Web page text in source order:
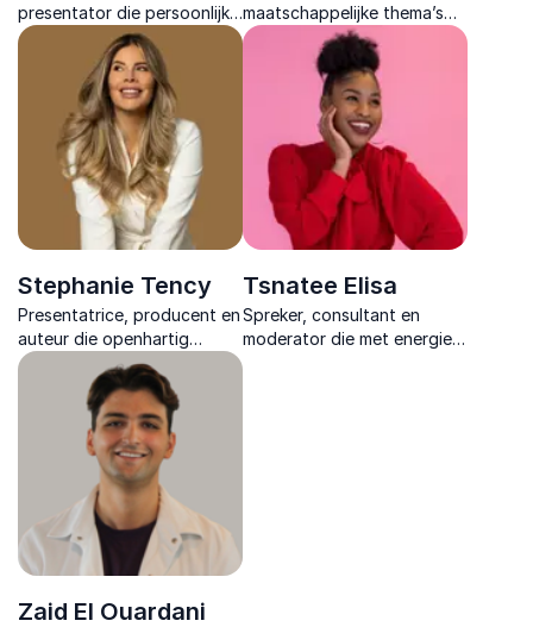
presentator die persoonlijke
groei, motivatie en
diversiteit tastbaar maakt
en met energie nieuwe
perspectieven opent.
maatschappelijke thema’s
levendig maakt en publiek
uitnodigt om met nieuwe
helderheid naar verhalen en
perspectieven te kijken.
Stephanie Tency
Presentatrice, producent en
auteur die openhartig
spreekt over
zelfacceptatie, mentale
gezondheid en de impact
van sociale media.
Tsnatee Elisa
Spreker, consultant en
moderator die met energie
Zaid El Ouardani